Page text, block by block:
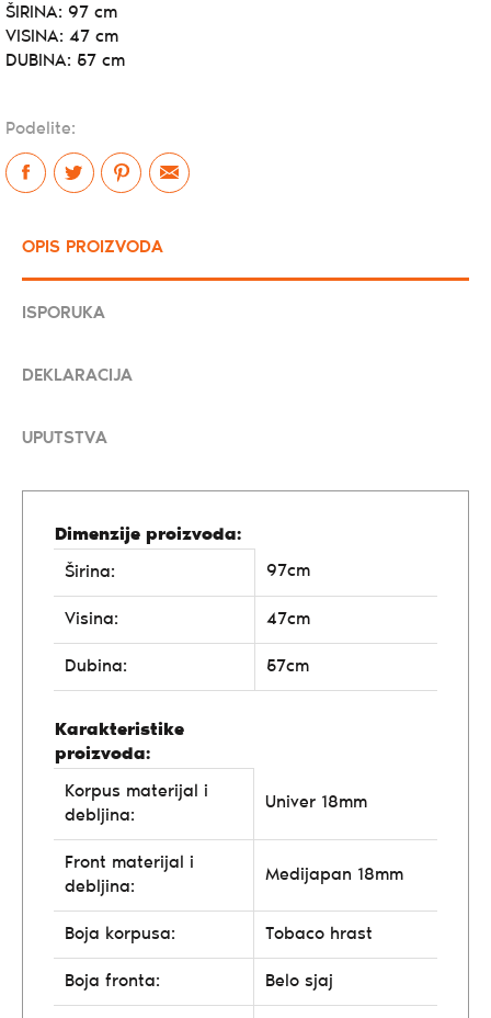
ŠIRINA: 97 cm
VISINA: 47 cm
DUBINA: 57 cm
Podelite:
OPIS PROIZVODA
ISPORUKA
DEKLARACIJA
UPUTSTVA
Dimenzije proizvoda:
Širina:
97cm
Visina: 47cm
Dubina: 57cm
Karakteristike
proizvoda:
Korpus materijal i
debljina:
Univer 18mm
Front materijal i
debljina:
Medijapan 18mm
Boja korpusa: Tobaco hrast
Boja fronta: Belo sjaj